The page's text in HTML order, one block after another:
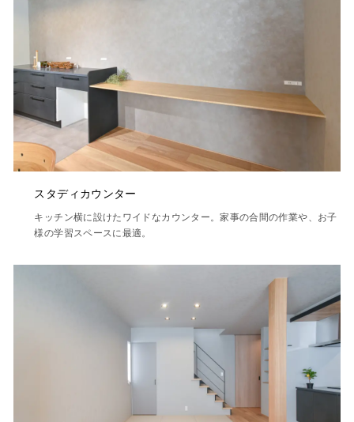
スタディカウンター
キッチン横に設けたワイドなカウンター。家事の合間の作業や、お子
様の学習スペースに最適。